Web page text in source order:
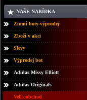
NAŠE NABÍDKA
Zimní boty-výprodej
Zboží v akci
Slevy
Výprodej bot
Adidas Missy Elliott
Adidas Originals
Velkoobchod